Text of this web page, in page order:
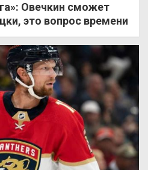
Овечкин сможет
это вопрос времени